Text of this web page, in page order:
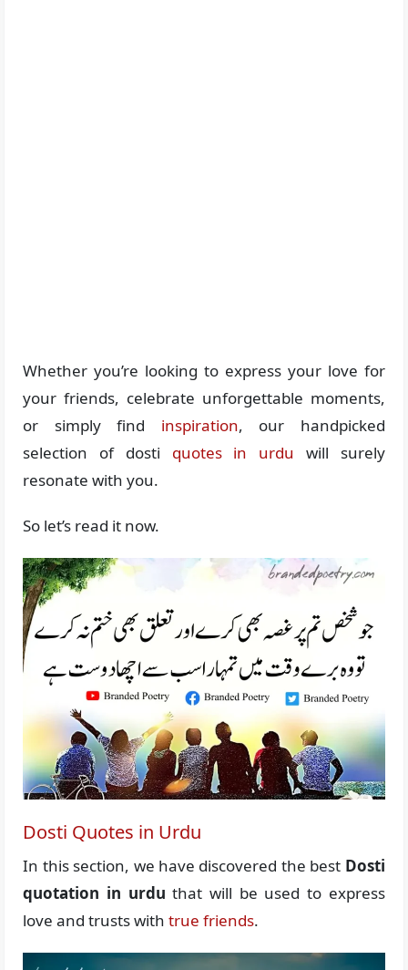
Whether you’re looking to express your love for
your friends, celebrate unforgettable moments,
or simply find inspiration, our handpicked
selection of dosti quotes in urdu will surely
resonate with you.
So let’s read it now.
Dosti Quotes in Urdu
In this section, we have discovered the best Dosti
quotation in urdu that will be used to express
love and trusts withtrue friends.